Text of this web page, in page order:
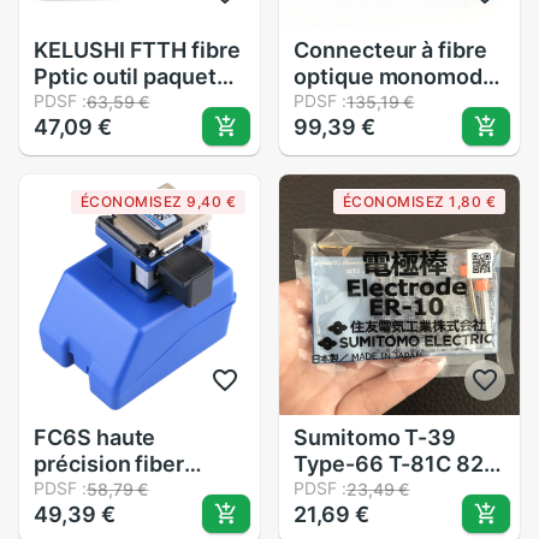
KELUSHI FTTH fibre
Pptic outil paquet
vide trousse à outils
spéciale fibre
matériel/réseau
outils sac vide
PDSF :63,59 €
47,09 €
Connecteur à fibre
optique monomode
rapide, 100 pièces,
FTTH SC UPC 3M
PDSF :135,19 €
99,39 €
ÉCONOMISEZ 9,40 €
FC6S haute
précision fiber
optique couperet 12
lames coupe fiber
PDSF :58,79 €
49,39 €
ÉCONOMISEZ 1,80 €
Sumitomo T-39
Type-66 T-81C 82C
T-400 T-600C Z1C
71C TYPE-81M12
PDSF :23,49 €
21,69 €